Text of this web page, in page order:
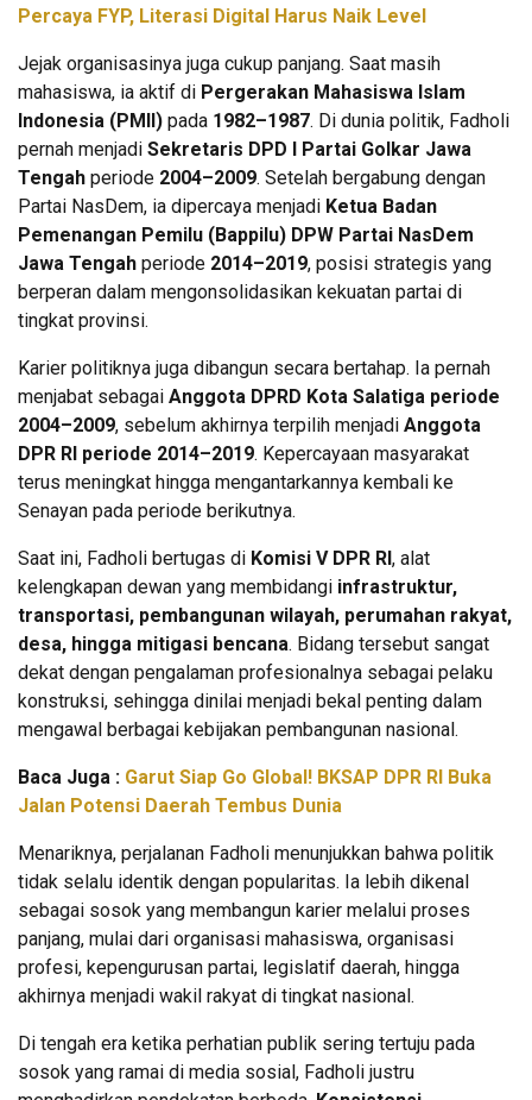
Percaya FYP, Literasi Digital Harus Naik Level
Jejak organisasinya juga cukup panjang. Saat masih
mahasiswa, ia aktif di Pergerakan Mahasiswa Islam
Indonesia (PMII) pada 1982–1987. Di dunia politik, Fadholi
pernah menjadi Sekretaris DPD I Partai Golkar Jawa
Tengah periode 2004–2009. Setelah bergabung dengan
Partai NasDem, ia dipercaya menjadi Ketua Badan
Pemenangan Pemilu (Bappilu) DPW Partai NasDem
Jawa Tengah periode 2014–2019, posisi strategis yang
berperan dalam mengonsolidasikan kekuatan partai di
tingkat provinsi.
Karier politiknya juga dibangun secara bertahap. Ia pernah
menjabat sebagai Anggota DPRD Kota Salatiga periode
2004–2009, sebelum akhirnya terpilih menjadi Anggota
DPR RI periode 2014–2019. Kepercayaan masyarakat
terus meningkat hingga mengantarkannya kembali ke
Senayan pada periode berikutnya.
Saat ini, Fadholi bertugas di Komisi V DPR RI, alat
kelengkapan dewan yang membidangi infrastruktur,
transportasi, pembangunan wilayah, perumahan rakyat,
desa, hingga mitigasi bencana. Bidang tersebut sangat
dekat dengan pengalaman profesionalnya sebagai pelaku
konstruksi, sehingga dinilai menjadi bekal penting dalam
mengawal berbagai kebijakan pembangunan nasional.
Baca Juga : Garut Siap Go Global! BKSAP DPR RI Buka
Jalan Potensi Daerah Tembus Dunia
Menariknya, perjalanan Fadholi menunjukkan bahwa politik
tidak selalu identik dengan popularitas. Ia lebih dikenal
sebagai sosok yang membangun karier melalui proses
panjang, mulai dari organisasi mahasiswa, organisasi
profesi, kepengurusan partai, legislatif daerah, hingga
akhirnya menjadi wakil rakyat di tingkat nasional.
Di tengah era ketika perhatian publik sering tertuju pada
sosok yang ramai di media sosial, Fadholi justru